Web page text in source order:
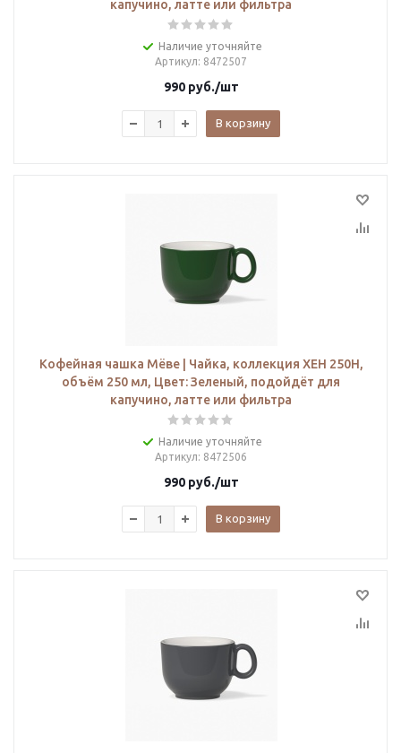
капучино, латте или фильтра
Наличие уточняйте
Артикул: 8472507
990руб./шт
В корзину
Кофейная чашка Мёве | Чайка, коллекция ХЕН 250H,
объём 250 мл, Цвет: Зеленый, подойдёт для
капучино, латте или фильтра
Наличие уточняйте
Артикул: 8472506
990руб./шт
В корзину